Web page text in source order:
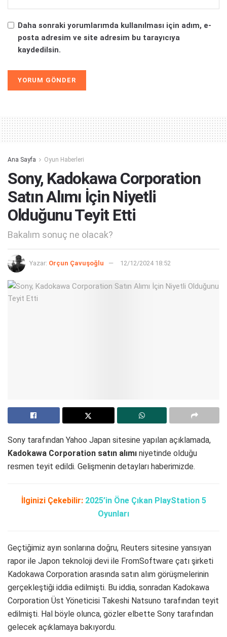
Daha sonraki yorumlarımda kullanılması için adım, e-
posta adresim ve site adresim bu tarayıcıya
kaydedilsin.
Ana Sayfa Oyun Haberleri
Sony, Kadokawa Corporation
Satın Alımı İçin Niyetli
Olduğunu Teyit Etti
Bakalım sonuç ne olacak?
Yazar: Orçun Çavuşoğlu 12/12/2024 18:52
Sony tarafından Yahoo Japan sitesine yapılan açıklamada,
Kadokawa Corporation satın alımı niyetinde olduğu
resmen teyit edildi. Gelişmenin detayları haberimizde.
İlginizi Çekebilir: 2025’in Öne Çıkan PlayStation 5
Oyunları
Geçtiğimiz ayın sonlarına doğru, Reuters sitesine yansıyan
rapor ile Japon teknoloji devi ile FromSoftware çatı şirketi
Kadokawa Corporation arasında satın alım görüşmelerinin
gerçekleştiği iddia edilmişti. Bu iddia, sonradan Kadokawa
Corporation Üst Yöneticisi Takeshi Natsuno tarafından teyit
edilmişti. Hal böyle olunca, gözler elbette Sony tarafından
gelecek açıklamaya bakıyordu.